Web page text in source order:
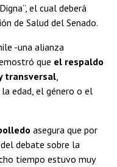
el cual deberá
de Salud del Senado.
-una alianza
que el respaldo
transversal,
edad, el género o el
asegura que por
debate sobre la
tiempo estuvo muy